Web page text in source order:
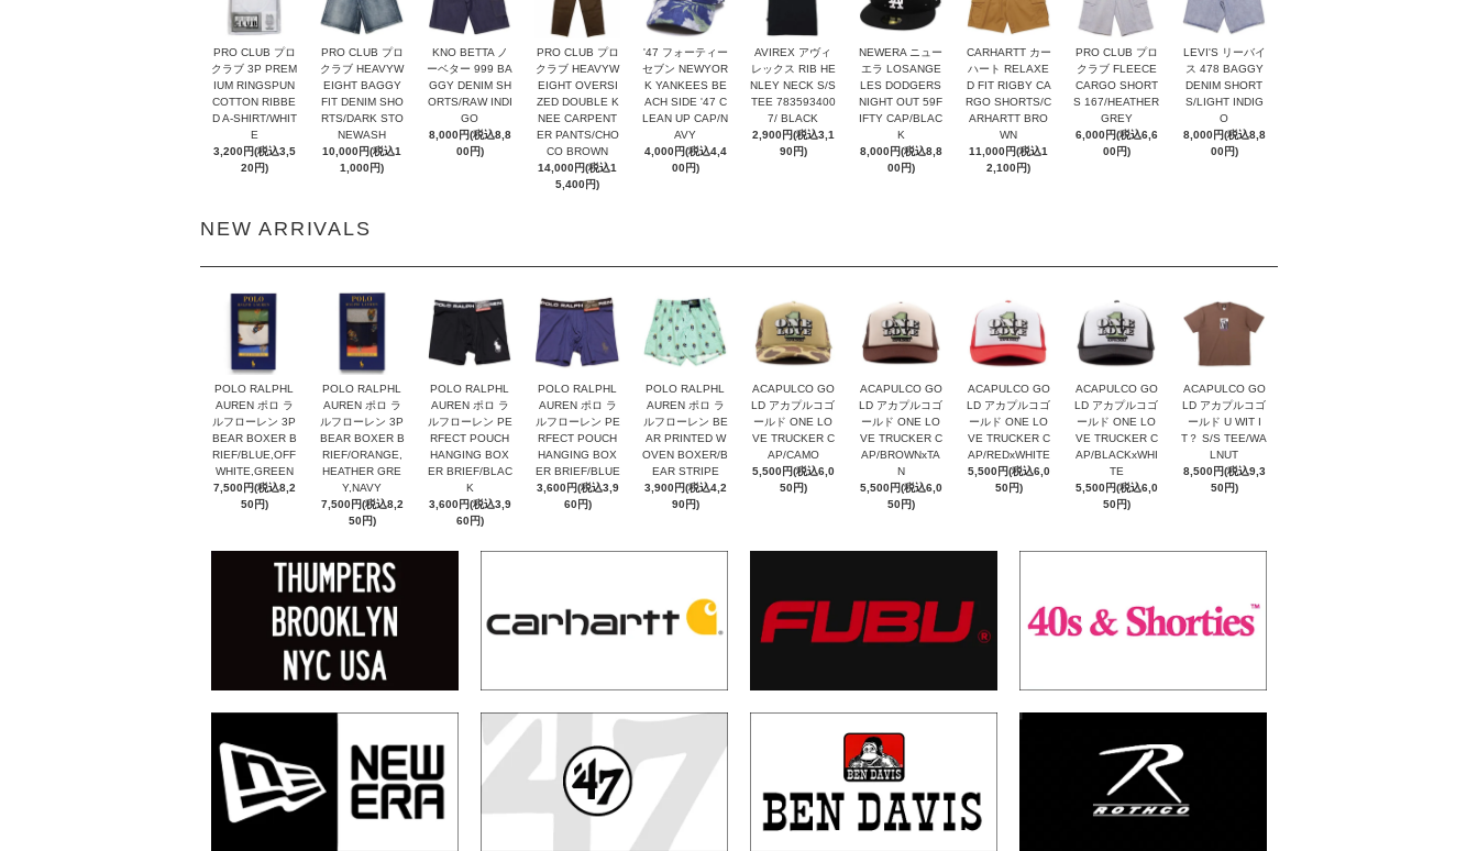
PRO CLUB プロ
クラブ 3P PREM
IUM RINGSPUN
COTTON RIBBE
D A-SHIRT/WHIT
E
3,200円(税込3,5
20円)
PRO CLUB プロ
クラブ HEAVYW
EIGHT BAGGY
FIT DENIM SHO
RTS/DARK STO
NEWASH
10,000円(税込1
1,000円)
KNO BETTA ノ
ーベター 999 BA
GGY DENIM SH
ORTS/RAW INDI
GO
8,000円(税込8,8
00円)
PRO CLUB プロ
クラブ HEAVYW
EIGHT OVERSI
ZED DOUBLE K
NEE CARPENT
ER PANTS/CHO
CO BROWN
14,000円(税込1
5,400円)
'47 フォーティー
セブン NEWYOR
K YANKEES BE
ACH SIDE '47 C
LEAN UP CAP/N
AVY
4,000円(税込4,4
00円)
AVIREX アヴィ
レックス RIB HE
NLEY NECK S/S
TEE 783593400
7/ BLACK
2,900円(税込3,1
90円)
NEWERA ニュー
エラ LOSANGE
LES DODGERS
NIGHT OUT 59F
IFTY CAP/BLAC
K
8,000円(税込8,8
00円)
CARHARTT カー
ハート RELAXE
D FIT RIGBY CA
RGO SHORTS/C
ARHARTT BRO
WN
11,000円(税込1
2,100円)
PRO CLUB プロ
クラブ FLEECE
CARGO SHORT
S 167/HEATHER
GREY
6,000円(税込6,6
00円)
LEVI'S リーバイ
ス 478 BAGGY
DENIM SHORT
S/LIGHT INDIG
O
8,000円(税込8,8
00円)
NEW ARRIVALS
POLO RALPHL
AUREN ポロ ラ
ルフローレン 3P
BEAR BOXER B
RIEF/BLUE,OFF
WHITE,GREEN
7,500円(税込8,2
50円)
POLO RALPHL
AUREN ポロ ラ
ルフローレン 3P
BEAR BOXER B
RIEF/ORANGE,
HEATHER GRE
Y,NAVY
7,500円(税込8,2
50円)
POLO RALPHL
AUREN ポロ ラ
ルフローレン PE
RFECT POUCH
HANGING BOX
ER BRIEF/BLAC
K
3,600円(税込3,9
60円)
POLO RALPHL
AUREN ポロ ラ
ルフローレン PE
RFECT POUCH
HANGING BOX
ER BRIEF/BLUE
3,600円(税込3,9
60円)
POLO RALPHL
AUREN ポロ ラ
ルフローレン BE
AR PRINTED W
OVEN BOXER/B
EAR STRIPE
3,900円(税込4,2
90円)
ACAPULCO GO
LD アカプルコゴ
ールド ONE LO
VE TRUCKER C
AP/CAMO
5,500円(税込6,0
50円)
ACAPULCO GO
LD アカプルコゴ
ールド ONE LO
VE TRUCKER C
AP/BROWNxTA
N
5,500円(税込6,0
50円)
ACAPULCO GO
LD アカプルコゴ
ールド ONE LO
VE TRUCKER C
AP/REDxWHITE
5,500円(税込6,0
50円)
ACAPULCO GO
LD アカプルコゴ
ールド ONE LO
VE TRUCKER C
AP/BLACKxWHI
TE
5,500円(税込6,0
50円)
ACAPULCO GO
LD アカプルコゴ
ールド U WIT I
T？ S/S TEE/WA
LNUT
8,500円(税込9,3
50円)